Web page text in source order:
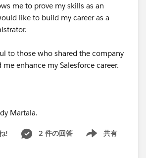
me to prove my skills as an
like to build my career as a
to those who shared the company
enhance my Salesforce career.
Martala.
! 2 件の回答 共有
Show menu